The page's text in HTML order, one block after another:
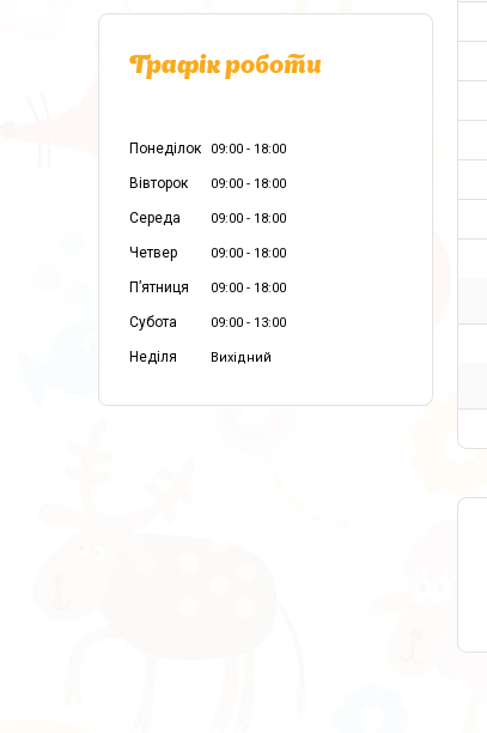
Графік роботи
Понеділок 09:00 18:00
Вівторок 09:00 18:00
Середа 09:00 18:00
Четвер 09:00 18:00
Пʼятниця 09:00 18:00
Субота 09:00 13:00
Неділя Вихідний